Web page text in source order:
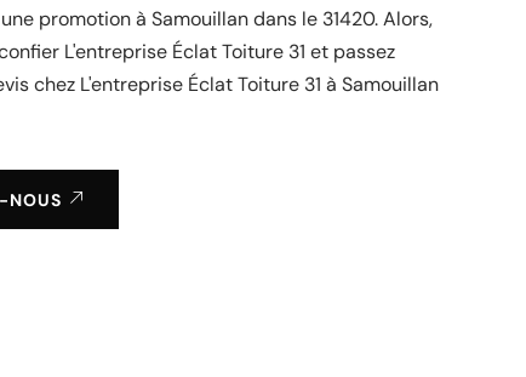
promotion à Samouillan dans le 31420. Alors,
L'entreprise Éclat Toiture 31 et passez
chez L'entreprise Éclat Toiture 31 à Samouillan
NOUS